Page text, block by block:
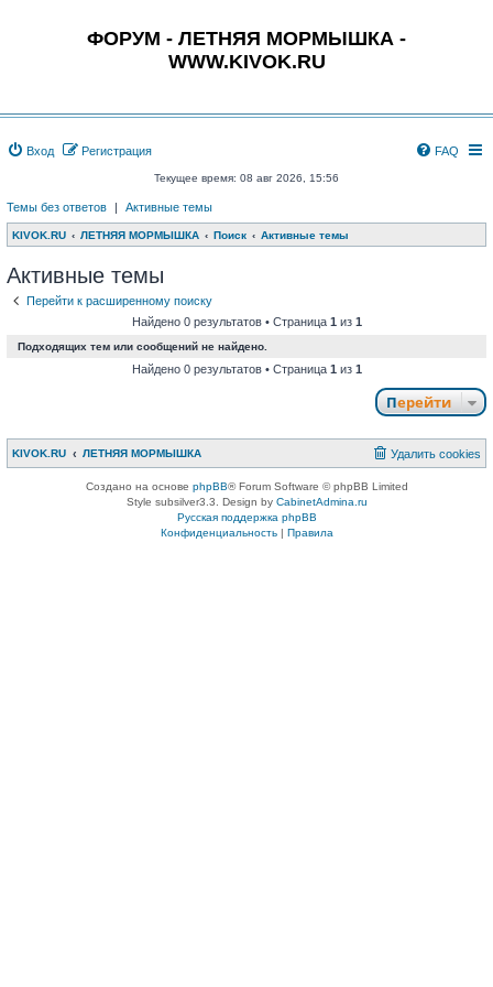
ФОРУМ - ЛЕТНЯЯ МОРМЫШКА -
WWW.KIVOK.RU
Вход Регистрация FAQ
Текущее время: 08 авг 2026, 15:56
Темы без ответов | Активные темы
KIVOK.RU ЛЕТНЯЯ МОРМЫШКА Поиск Активные темы
Активные темы
Перейти к расширенному поиску
Найдено 0 результатов • Страница 1 из 1
Подходящих тем или сообщений не найдено.
Найдено 0 результатов • Страница 1 из 1
Перейти
KIVOK.RU ЛЕТНЯЯ МОРМЫШКА Удалить cookies
Создано на основе phpBB® Forum Software © phpBB Limited
Style subsilver3.3. Design by CabinetAdmina.ru
Русская поддержка phpBB
Конфиденциальность| Правила